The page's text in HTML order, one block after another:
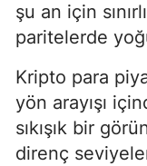
şu an için
paritelerde
Kripto para
yön arayışı
sıkışık bir
direnç